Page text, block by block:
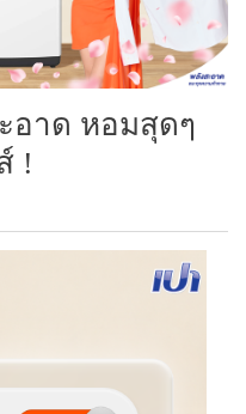
อาด หอมสุดๆ
!